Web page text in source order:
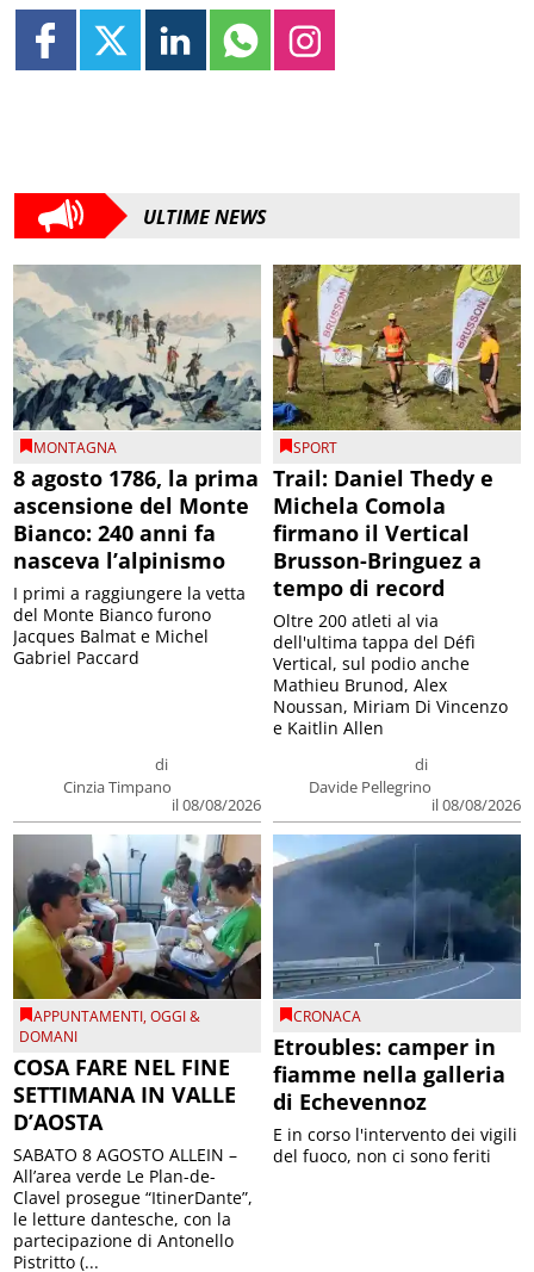
ULTIME NEWS
MONTAGNA
8 agosto 1786, la prima
ascensione del Monte
Bianco: 240 anni fa
nasceva l’alpinismo
di
Cinzia Timpano
il 08/08/2026
I primi a raggiungere la vetta
del Monte Bianco furono
Jacques Balmat e Michel
Gabriel Paccard
SPORT
Trail: Daniel Thedy e
Michela Comola
firmano il Vertical
Brusson-Bringuez a
tempo di record
di
Davide Pellegrino
il 08/08/2026
Oltre 200 atleti al via
dell'ultima tappa del Défì
Vertical, sul podio anche
Mathieu Brunod, Alex
Noussan, Miriam Di Vincenzo
e Kaitlin Allen
APPUNTAMENTI,OGGI &
DOMANI
COSA FARE NEL FINE
SETTIMANA IN VALLE
D’AOSTA
SABATO 8 AGOSTO ALLEIN –
All’area verde Le Plan-de-
Clavel prosegue “ItinerDante”,
le letture dantesche, con la
partecipazione di Antonello
Pistritto (...
CRONACA
Etroubles: camper in
fiamme nella galleria
di Echevennoz
E in corso l'intervento dei vigili
del fuoco, non ci sono feriti